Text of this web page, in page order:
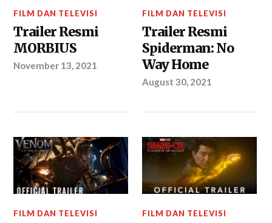
FILM DAN TELEVISI
Trailer Resmi
MORBIUS
November 13, 2021
FILM DAN TELEVISI
Trailer Resmi
Spiderman: No
Way Home
August 30, 2021
FILM DAN TELEVISI FILM DAN TELEVISI